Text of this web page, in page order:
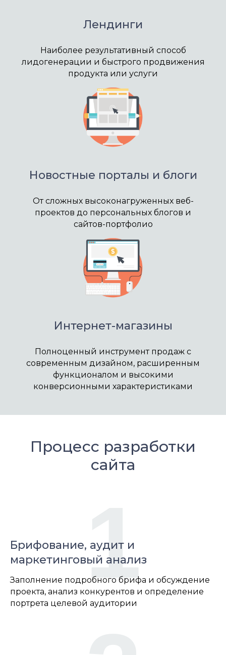
Лендинги
Наиболее результативный способ
лидогенерации и быстрого продвижения
продукта или услуги
Новостные порталы и блоги
От сложных высоконагруженных веб-
проектов до персональных блогов и
сайтов-портфолио
Интернет-магазины
Полноценный инструмент продаж с
современным дизайном, расширенным
функционалом и высокими
конверсионными характеристиками
Процесс разработки
сайта
Брифование, аудит и
маркетинговый анализ
Заполнение подробного брифа и обсуждение
проекта, анализ конкурентов и определение
портрета целевой аудитории
1